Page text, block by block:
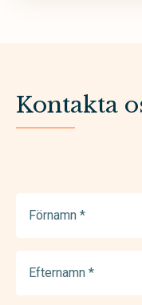
Kontakta
(Required)
(Required)